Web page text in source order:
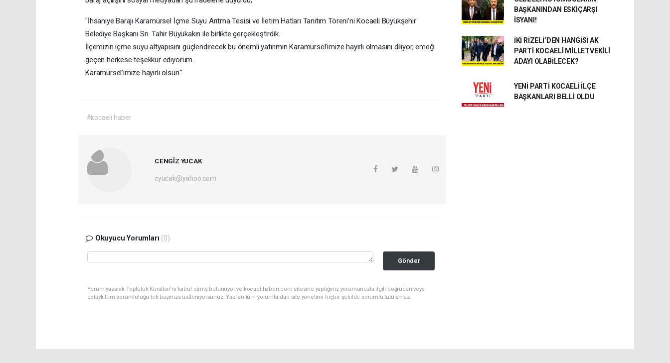
"İhsaniye Barajı Karamürsel İçme Suyu Arıtma Tesisi ve İletim Hatları Tanıtım Töreni’ni Kocaeli Büyükşehir
Belediye Başkanı Sn. Tahir Büyükakın ile birlikte gerçekleştirdik.
İlçemizin içme suyu altyapısını güçlendirecek bu önemli yatırımın Karamürsel’imize hayırlı olmasını diliyor, emeği
geçen herkese teşekkür ediyorum.
Karamürsel’imize hayırlı olsun."
#kocaeli haber
CENGİZ YUCAK
cyucak@yahoo.com
Okuyucu Yorumları (0)
Gönder
Yorum yazarak Topluluk Kuralları’nı kabul etmiş bulunuyor ve kocaelihaberi.com sitesine yaptığınız yorumunuzla ilgili doğrudan veya
dolaylı tüm sorumluluğu tek başınıza üstleniyorsunuz. Yazılan tüm yorumlardan site yönetimi hiçbir şekilde sorumlu tutulamaz.
BAŞKANINDAN ESKİÇARŞI
İSYANI!
İKİ RİZELİ’DEN HANGİSİ AK
PARTİ KOCAELİ MİLLETVEKİLİ
ADAYI OLABİLECEK?
YENİ PARTİ KOCAELİ İLÇE
BAŞKANLARI BELLİ OLDU